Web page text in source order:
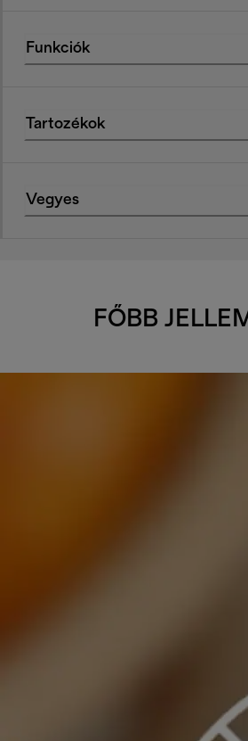
Funkciók
Tartozékok
Vegyes
FŐBB